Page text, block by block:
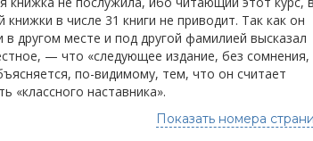
в числе 31 книги не приводит. Так как он
другом месте и под другой фамилией высказал
— что «следующее издание, без сомнения,
по-видимому, тем, что он считает
«классного наставника».
Показать номера